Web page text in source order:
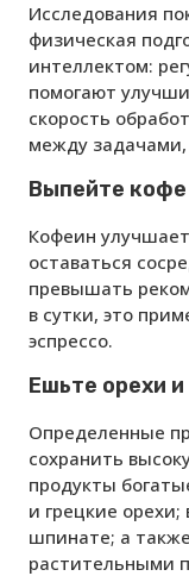
Исследования
физическая
интеллектом:
помогают
скорость
между
Выпейте кофе
Кофеин
оставаться
превышать
в сутки, это
эспрессо.
Ешьте орехи
Определенные
сохранить
продукты
и грецкие
шпинате; а
растительными